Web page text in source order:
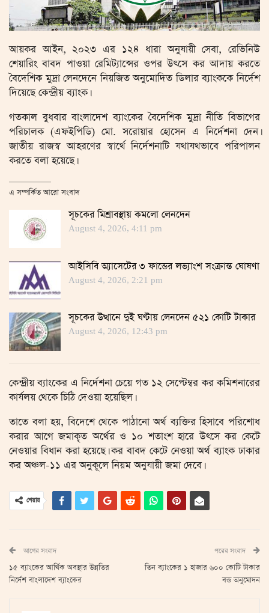
আয়কর আইন, ২০২৩ এর ১২৪ ধারা অনুযায়ী সেবা, রেভিনিউ
শেয়ারিং বাবদ পাওয়া রেমিট্যান্সের ওপর উৎসে কর আদায় করতে
বৈদেশিক মুদ্রা লেনদেনে নিয়জিত অনুমোদিত ডিলার ব্যাংককে নির্দেশ
দিয়েছে কেন্দ্রীয় ব্যাংক।
গতকাল বুধবার বাংলাদেশ ব্যাংকের বৈদেশিক মুদ্রা নীতি বিভাগের
পরিচালক (এফইপিডি) মো. সরোয়ার হোসেন এ নির্দেশনা দেন।
জাতীয় রাজস্ব আহরণের স্বার্থে নির্দেশনাটি যথাযথভাবে পরিপালন
করতে বলা হয়েছে।
এ সম্পর্কিত আরো সংবাদ
সূচকের মিশ্রাবস্থায় কমলো লেনদেন
August 4, 2026, 4:11 pm
আইসিবি অ্যাসেটের ৩ ফান্ডের লভ্যাংশ সংক্রান্ত ঘোষণা
August 4, 2026, 2:21 pm
সূচকের উত্থানে দুই ঘণ্টায় লেনদেন ৫২১ কোটি টাকার
August 4, 2026, 12:43 pm
কেন্দ্রীয় ব্যাংকের এ নির্দেশনা চেয়ে গত ১২ সেপ্টেম্বর কর কমিশনারের
কার্যলয় থেকে চিঠি দেওয়া হয়েছিল।
তাতে বলা হয়, বিদেশে থেকে পাঠানো অর্থ ব্যক্তির হিসাবে পরিশোধ
করার আগে জমাকৃত অর্থের ও ১০ শতাংশ হারে উৎসে কর কেটে
নেওয়ার বিধান করা হয়েছে। কর বাবদ কেটে নেওয়া অর্থ ব্যাংক ঢাকার
কর অঞ্চল-১১ এর অনুকূলে নিয়ম অনুযায়ী জমা দেবে।
শেয়ার
আগের সংবাদ
১৫ ব্যাংকের আর্থিক অবস্থার উন্নতির
নির্দেশ বাংলাদেশ ব্যাংকের
পরের সংবাদ
তিন ব্যাংকের ১ হাজার ৬০০ কোটি টাকার
বন্ড অনুমোদন